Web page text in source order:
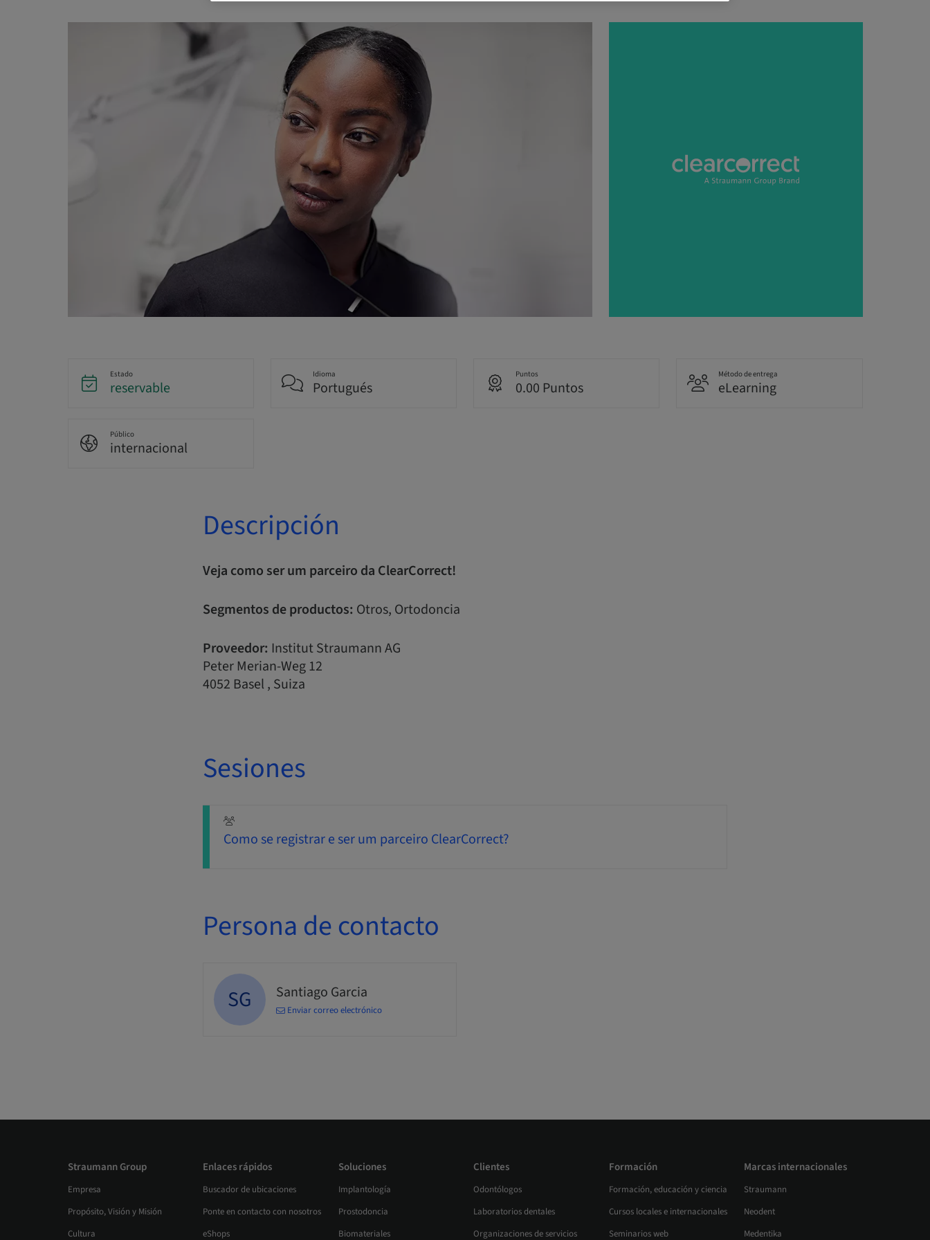
Estado
reservable
Idioma
Portugués
Puntos
0.00 Puntos
Método de entrega
eLearning
Público
internacional
Descripción
Veja como ser um parceiro da ClearCorrect!
Segmentos de productos: Otros, Ortodoncia
Proveedor: Institut Straumann AG
Peter Merian-Weg 12
4052 Basel , Suiza
Sesiones
Como se registrar e ser um parceiro ClearCorrect?
Persona de contacto
SG Santiago Garcia
Enviar correo electrónico
Straumann Group
Empresa
Propósito, Visión y Misión
Cultura
Enlaces rápidos
Buscador de ubicaciones
Ponte en contacto con nosotros
eShops
Soluciones
Implantología
Prostodoncia
Biomateriales
Clientes
Odontólogos
Laboratorios dentales
Organizaciones de servicios
Formación
Formación, educación y ciencia
Cursos locales e internacionales
Seminarios web
Marcas internacionales
Straumann
Neodent
Medentika